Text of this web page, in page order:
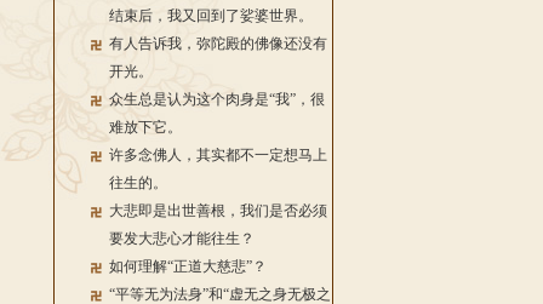
结束后，我又回到了娑婆世界。
有人告诉我，弥陀殿的佛像还没有
开光。
众生总是认为这个肉身是“我”，很
难放下它。
许多念佛人，其实都不一定想马上
往生的。
大悲即是出世善根，我们是否必须
要发大悲心才能往生？
如何理解“正道大慈悲”？
“平等无为法身”和“虚无之身无极之